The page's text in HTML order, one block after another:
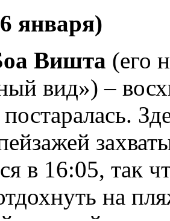
января)
Вишта (его
вид») –
в 16:05, так
на